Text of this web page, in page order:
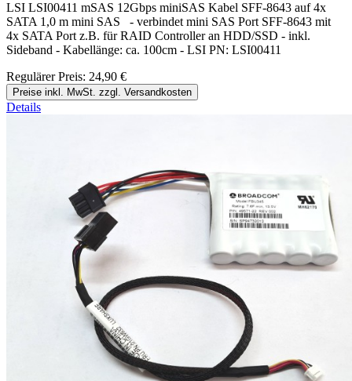
LSI LSI00411 mSAS 12Gbps miniSAS Kabel SFF-8643 auf 4x
SATA 1,0 m mini SAS - verbindet mini SAS Port SFF-8643 mit
4x SATA Port z.B. für RAID Controller an HDD/SSD - inkl.
Sideband - Kabellänge: ca. 100cm - LSI PN: LSI00411
Regulärer Preis: 24,90 €
Preise inkl. MwSt. zzgl. Versandkosten
Details